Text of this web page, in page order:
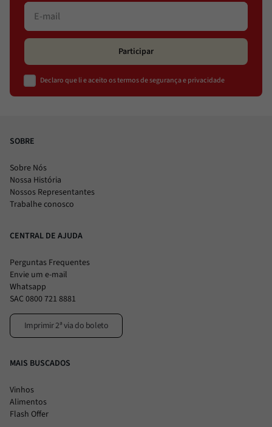
Participar
Declaro que li e aceito os termos de segurança e privacidade
SOBRE
Sobre Nós
Nossa História
Nossos Representantes
Trabalhe conosco
CENTRAL DE AJUDA
Perguntas Frequentes
Envie um e-mail
Whatsapp
SAC 0800 721 8881
Imprimir 2ª via do boleto
MAIS BUSCADOS
Vinhos
Alimentos
Flash Offer